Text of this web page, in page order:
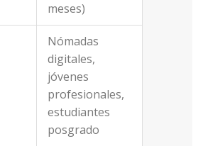
meses)
Nómadas
digitales,
jóvenes
profesionales,
estudiantes
posgrado